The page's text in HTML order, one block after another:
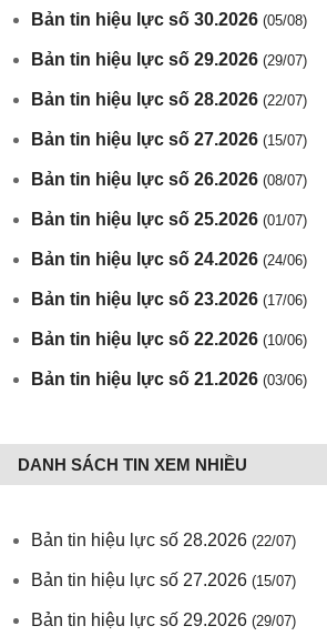
Bản tin hiệu lực số 30.2026 (05/08)
Bản tin hiệu lực số 29.2026 (29/07)
Bản tin hiệu lực số 28.2026 (22/07)
Bản tin hiệu lực số 27.2026 (15/07)
Bản tin hiệu lực số 26.2026 (08/07)
Bản tin hiệu lực số 25.2026 (01/07)
Bản tin hiệu lực số 24.2026 (24/06)
Bản tin hiệu lực số 23.2026 (17/06)
Bản tin hiệu lực số 22.2026 (10/06)
Bản tin hiệu lực số 21.2026 (03/06)
DANH SÁCH TIN XEM NHIỀU
Bản tin hiệu lực số 28.2026 (22/07)
Bản tin hiệu lực số 27.2026 (15/07)
Bản tin hiệu lực số 29.2026 (29/07)